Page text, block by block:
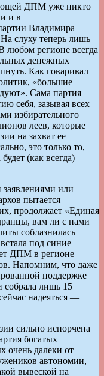
ДПМ уже никто
и в
Владимира
слуху теперь лишь
регионе всегда
денежных
Как говаривал
«большие
Сама партия
себя, зазывая всех
избирательного
леев, которые
на захват ее
это только то,
(как всегда)
или
пытается
продолжает «Единая
вам ли с нами
соблазнилась
под синие
ДПМ в регионе
Напомним, что даже
поддержке
лишь 15
надеяться —
сильно испорчена
богатых
очень далеки от
автономии,
вывеской на